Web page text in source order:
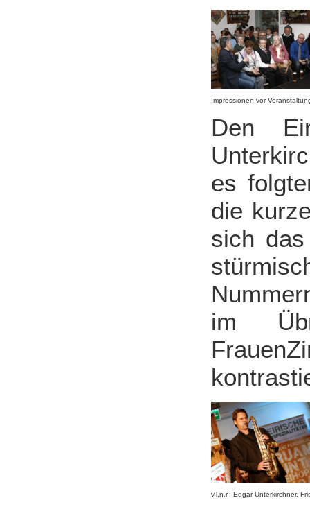
Impressionen vor
Den
es
die
sich
im
v.l.n.r.: Edgar Unterkirchner,